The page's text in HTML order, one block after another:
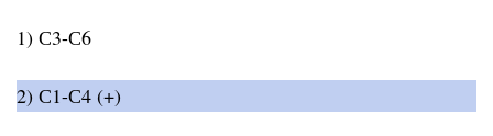
1) С3-С6
2) С1-С4 (+)